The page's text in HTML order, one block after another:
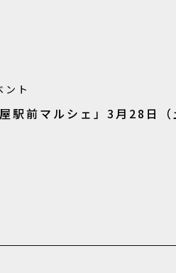
ント
駅前マルシェ」3月28日（